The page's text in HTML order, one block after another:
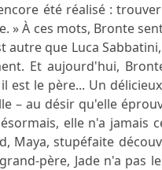
été réalisé :
» À ces mots, Bronte
que Luca
Et aujourd'hui,
est le père... Un
– au désir qu'elle
elle n'a jamais
Maya, stupéfaite
père, Jade n'a pas